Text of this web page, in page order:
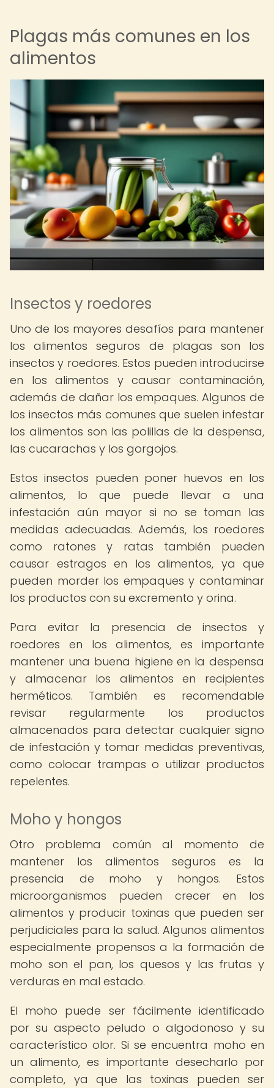
Plagas más comunes en los
alimentos
Insectos y roedores
Uno de los mayores desafíos para mantener
los alimentos seguros de plagas son los
insectos y roedores. Estos pueden introducirse
en los alimentos y causar contaminación,
además de dañar los empaques. Algunos de
los insectos más comunes que suelen infestar
los alimentos son las polillas de la despensa,
las cucarachas y los gorgojos.
Estos insectos pueden poner huevos en los
alimentos, lo que puede llevar a una
infestación aún mayor si no se toman las
medidas adecuadas. Además, los roedores
como ratones y ratas también pueden
causar estragos en los alimentos, ya que
pueden morder los empaques y contaminar
los productos con su excremento y orina.
Para evitar la presencia de insectos y
roedores en los alimentos, es importante
mantener una buena higiene en la despensa
y almacenar los alimentos en recipientes
herméticos. También es recomendable
revisar regularmente los productos
almacenados para detectar cualquier signo
de infestación y tomar medidas preventivas,
como colocar trampas o utilizar productos
repelentes.
Moho y hongos
Otro problema común al momento de
mantener los alimentos seguros es la
presencia de moho y hongos. Estos
microorganismos pueden crecer en los
alimentos y producir toxinas que pueden ser
perjudiciales para la salud. Algunos alimentos
especialmente propensos a la formación de
moho son el pan, los quesos y las frutas y
verduras en mal estado.
El moho puede ser fácilmente identificado
por su aspecto peludo o algodonoso y su
característico olor. Si se encuentra moho en
un alimento, es importante desecharlo por
completo, ya que las toxinas pueden ser